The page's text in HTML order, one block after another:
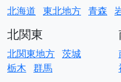
北海道 東北地方 青森
北関東
北関東地方 茨城
栃木 群馬